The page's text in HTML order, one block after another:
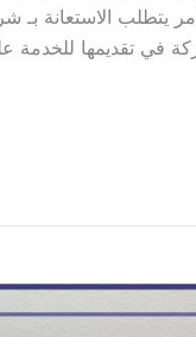
يتطلب الاستعانة
في تقديمها